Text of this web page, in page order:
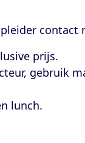
contact
prijs.
gebruik
lunch.